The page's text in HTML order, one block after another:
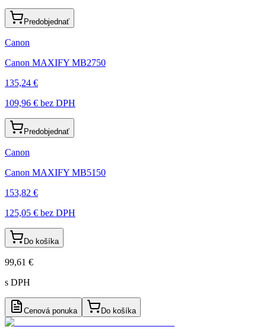
Predobjednať
Canon
Canon MAXIFY MB2750
135,24 €
109,96 € bez DPH
Predobjednať
Canon
Canon MAXIFY MB5150
153,82 €
125,05 € bez DPH
Do košíka
99,61 €
s DPH
Cenová ponuka Do košíka